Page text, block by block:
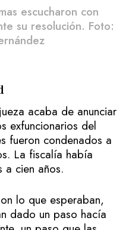
escucharon con
su resolución. Foto:
acaba de anunciar
exfuncionarios del
fueron condenados a
La fiscalía había
a cien años.
lo que esperaban,
dado un paso hacía